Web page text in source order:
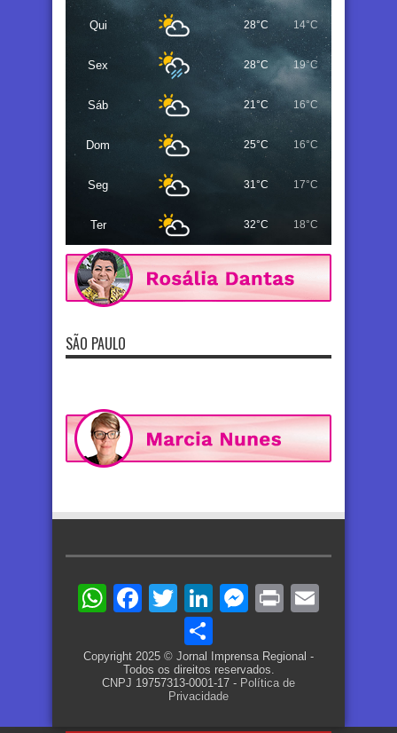
Qui 28°C 14°C
Sex 28°C 19°C
Sáb 21°C 16°C
Dom 25°C 16°C
Seg 31°C 17°C
Ter 32°C 18°C
SÃO PAULO
WhatsApp
Facebook
TwitterLinkedIn
Messenger
Print
Copyright 2025 © Jornal Imprensa Regional -
Todos os direitos reservados.
CNPJ 19757313-0001-17 - Política de
Privacidade